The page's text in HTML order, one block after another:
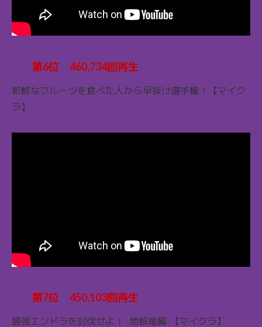
第6位 460,734回再生
新鮮なフルーツを食べた人から早抜け選手権！【マイク
ラ】
第7位 450,103回再生
最強エンドラを討伐せよ！ -地核竜編-【マイクラ】